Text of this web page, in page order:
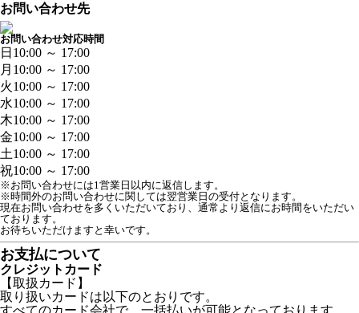
お問い合わせ先
お問い合わせ対応時間
日 10:00 ～ 17:00
月 10:00 ～ 17:00
火10:00 ～ 17:00
水10:00 ～ 17:00
木10:00 ～ 17:00
金10:00 ～ 17:00
土10:00 ～ 17:00
祝10:00 ～ 17:00
※お問い合わせには1営業日以内に返信します。
※時間外のお問い合わせに関しては翌営業日の受付となります。
現在お問い合わせを多くいただいており、通常より返信にお時間をいただい
ております。
お待ちいただけますと幸いです。
お支払について
クレジットカード
【取扱カード】
取り扱いカードは以下のとおりです。
すべてのカード会社で、一括払いが可能となっております。